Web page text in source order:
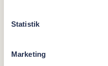
Statistik
MarketingPeriimplantitis